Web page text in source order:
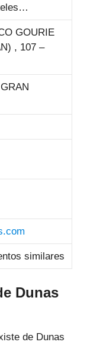
GOURIE
, 107 –
similares
Dunas
de Dunas